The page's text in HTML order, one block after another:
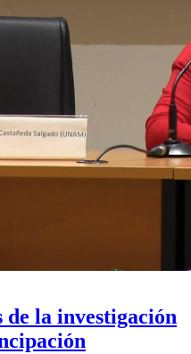
de la investigación